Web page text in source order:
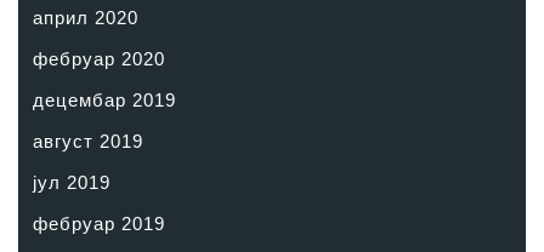
април 2020
фебруар 2020
децембар 2019
август 2019
јул 2019
фебруар 2019